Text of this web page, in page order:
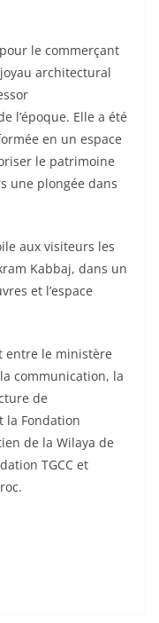
le commerçant
architectural
l’époque. Elle a été
en un espace
le patrimoine
une plongée dans
aux visiteurs les
Kabbaj, dans un
et l’espace
entre le ministère
communication, la
de
la Fondation
de la Wilaya de
TGCC et